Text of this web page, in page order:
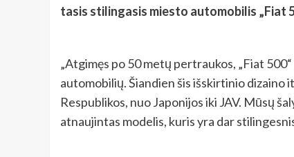
tasis stilingasis miesto automobilis „Fiat
„Atgimęs po 50 metų pertraukos, „Fiat
automobilių. Šiandien šis išskirtinio dizaino
Respublikos, nuo Japonijos iki JAV. Mūsų
atnaujintas modelis, kuris yra dar